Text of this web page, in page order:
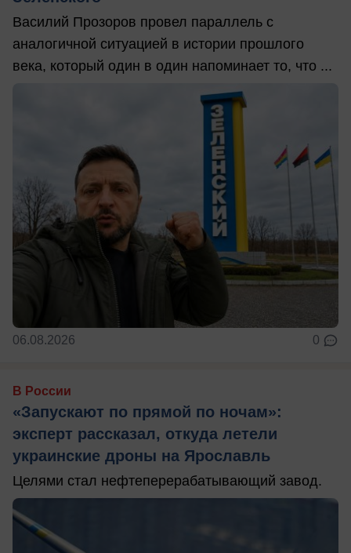
Василий Прозоров провел параллель с
аналогичной ситуацией в истории прошлого
века, который один в один напоминает то, что ...
06.08.2026 0
В России
«Запускают по прямой по ночам»:
эксперт рассказал, откуда летели
украинские дроны на Ярославль
Целями стал нефтеперерабатывающий завод.